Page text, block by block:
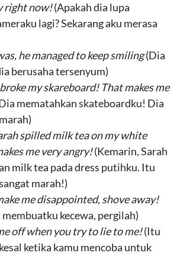
right now!(Apakah dia lupa
lagi? Sekarang aku merasa
he managed to keep smiling(Dia
berusaha tersenyum)
my skareboard! That makes me
mematahkan skateboardku! Dia
spilled milk tea on my white
me very angry!(Kemarin, Sarah
milk tea pada dress putihku. Itu
marah!)
me disappointed, shove away!
membuatku kecewa, pergilah)
off when you try to lie to me!(Itu
ketika kamu mencoba untuk